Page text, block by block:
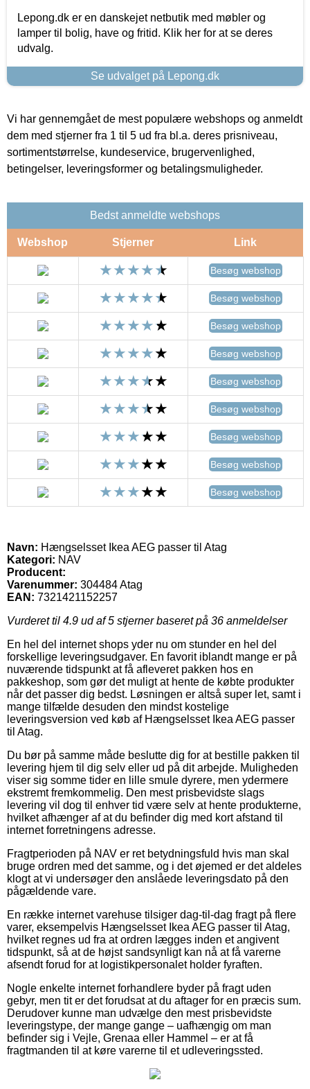
Lepong.dk er en danskejet netbutik med møbler og
lamper til bolig, have og fritid. Klik her for at se deres
udvalg.
Se udvalget på Lepong.dk
Vi har gennemgået de mest populære webshops og anmeldt
dem med stjerner fra 1 til 5 ud fra bl.a. deres prisniveau,
sortimentstørrelse, kundeservice, brugervenlighed,
betingelser, leveringsformer og betalingsmuligheder.
Bedst anmeldte webshops
Webshop Stjerner Link
Besøg webshop
Besøg webshop
Besøg webshop
Besøg webshop
Besøg webshop
Besøg webshop
Besøg webshop
Besøg webshop
Besøg webshop
Navn: Hængselsset Ikea AEG passer til Atag
Kategori: NAV
Producent:
Varenummer: 304484 Atag
EAN: 7321421152257
Vurderet til 4.9 ud af 5 stjerner baseret på 36 anmeldelser
En hel del internet shops yder nu om stunder en hel del
forskellige leveringsudgaver. En favorit iblandt mange er på
nuværende tidspunkt at få afleveret pakken hos en
pakkeshop, som gør det muligt at hente de købte produkter
når det passer dig bedst. Løsningen er altså super let, samt i
mange tilfælde desuden den mindst kostelige
leveringsversion ved køb af Hængselsset Ikea AEG passer
til Atag.
Du bør på samme måde beslutte dig for at bestille pakken til
levering hjem til dig selv eller ud på dit arbejde. Muligheden
viser sig somme tider en lille smule dyrere, men ydermere
ekstremt fremkommelig. Den mest prisbevidste slags
levering vil dog til enhver tid være selv at hente produkterne,
hvilket afhænger af at du befinder dig med kort afstand til
internet forretningens adresse.
Fragtperioden på NAV er ret betydningsfuld hvis man skal
bruge ordren med det samme, og i det øjemed er det aldeles
klogt at vi undersøger den anslåede leveringsdato på den
pågældende vare.
En række internet varehuse tilsiger dag-til-dag fragt på flere
varer, eksempelvis Hængselsset Ikea AEG passer til Atag,
hvilket regnes ud fra at ordren lægges inden et angivent
tidspunkt, så at de højst sandsynligt kan nå at få varerne
afsendt forud for at logistikpersonalet holder fyraften.
Nogle enkelte internet forhandlere byder på fragt uden
gebyr, men tit er det forudsat at du aftager for en præcis sum.
Derudover kunne man udvælge den mest prisbevidste
leveringstype, der mange gange – uafhængig om man
befinder sig i Vejle, Grenaa eller Hammel – er at få
fragtmanden til at køre varerne til et udleveringssted.